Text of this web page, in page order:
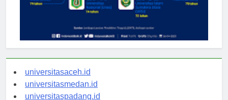
universitasaceh.id
universitasmedan.id